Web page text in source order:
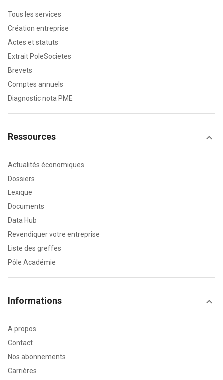
Tous les services
Création entreprise
Actes et statuts
Extrait PoleSocietes
Brevets
Comptes annuels
Diagnostic nota PME
Ressources
Actualités économiques
Dossiers
Lexique
Documents
Data Hub
Revendiquer votre entreprise
Liste des greffes
Pôle Académie
Informations
A propos
Contact
Nos abonnements
Carrières